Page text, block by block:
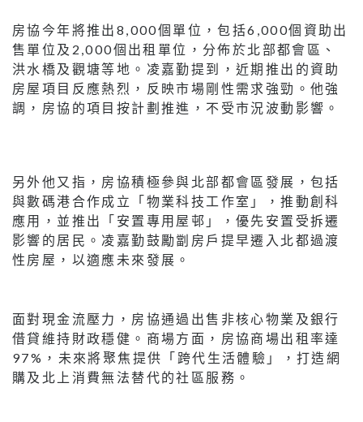
房協今年將推出8,000個單位，包括6,000個資助出
售單位及2,000個出租單位，分佈於北部都會區、
洪水橋及觀塘等地。凌嘉勤提到，近期推出的資助
房屋項目反應熱烈，反映市場剛性需求強勁。他強
調，房協的項目按計劃推進，不受市況波動影響。
另外他又指，房協積極參與北部都會區發展，包括
與數碼港合作成立「物業科技工作室」，推動創科
應用，並推出「安置專用屋邨」，優先安置受拆遷
影響的居民。凌嘉勤鼓勵劏房戶提早遷入北都過渡
性房屋，以適應未來發展。
面對現金流壓力，房協通過出售非核心物業及銀行
借貸維持財政穩健。商場方面，房協商場出租率達
97%，未來將聚焦提供「跨代生活體驗」，打造網
購及北上消費無法替代的社區服務。